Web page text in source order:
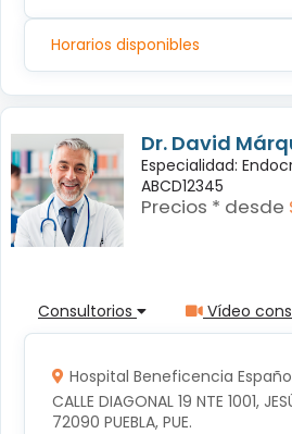
Horarios disponibles
Dr. David
Especialidad:
ABCD12345
Precios * desde
Consultorios Vídeo
Hospital Beneficencia
CALLE DIAGONAL 19 NTE 1001,
72090 PUEBLA, PUE.